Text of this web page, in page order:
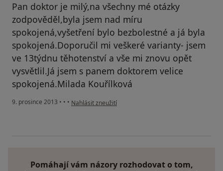
Pan doktor je milý,na všechny mé otázky
zodpověděl,byla jsem nad míru
spokojená,vyšetření bylo bezbolestné a já byla
spokojená.Doporučil mi veškeré varianty- jsem
ve 13týdnu těhotenství a vše mi znovu opět
vysvětlil.Já jsem s panem doktorem velice
spokojená.Milada Kouřílková
9. prosince 2013 • • • podle názoru uživatele Váš účet byl odstraněn
Nahlásit zneužití
Pomáhají vám názory rozhodovat o tom,